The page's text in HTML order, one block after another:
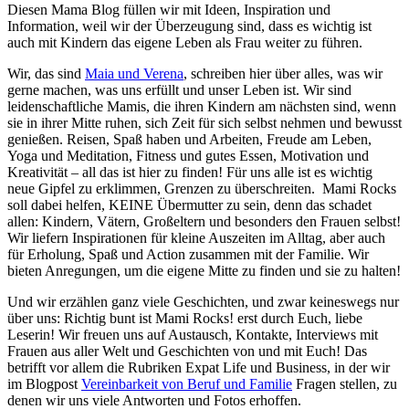
Diesen Mama Blog füllen wir mit Ideen, Inspiration und
Information, weil wir der Überzeugung sind, dass es wichtig ist
auch mit Kindern das eigene Leben als Frau weiter zu führen.
Wir, das sind Maia und Verena, schreiben hier über alles, was wir
gerne machen, was uns erfüllt und unser Leben ist. Wir sind
leidenschaftliche Mamis, die ihren Kindern am nächsten sind, wenn
sie in ihrer Mitte ruhen, sich Zeit für sich selbst nehmen und bewusst
genießen. Reisen, Spaß haben und Arbeiten, Freude am Leben,
Yoga und Meditation, Fitness und gutes Essen, Motivation und
Kreativität – all das ist hier zu finden! Für uns alle ist es wichtig
neue Gipfel zu erklimmen, Grenzen zu überschreiten. Mami Rocks
soll dabei helfen, KEINE Übermutter zu sein, denn das schadet
allen: Kindern, Vätern, Großeltern und besonders den Frauen selbst!
Wir liefern Inspirationen für kleine Auszeiten im Alltag, aber auch
für Erholung, Spaß und Action zusammen mit der Familie. Wir
bieten Anregungen, um die eigene Mitte zu finden und sie zu halten!
Und wir erzählen ganz viele Geschichten, und zwar keineswegs nur
über uns: Richtig bunt ist Mami Rocks! erst durch Euch, liebe
Leserin! Wir freuen uns auf Austausch, Kontakte, Interviews mit
Frauen aus aller Welt und Geschichten von und mit Euch! Das
betrifft vor allem die Rubriken Expat Life und Business, in der wir
im Blogpost Vereinbarkeit von Beruf und Familie Fragen stellen, zu
denen wir uns viele Antworten und Fotos erhoffen.